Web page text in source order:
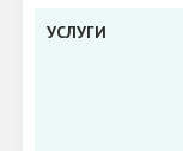
УСЛУГИ